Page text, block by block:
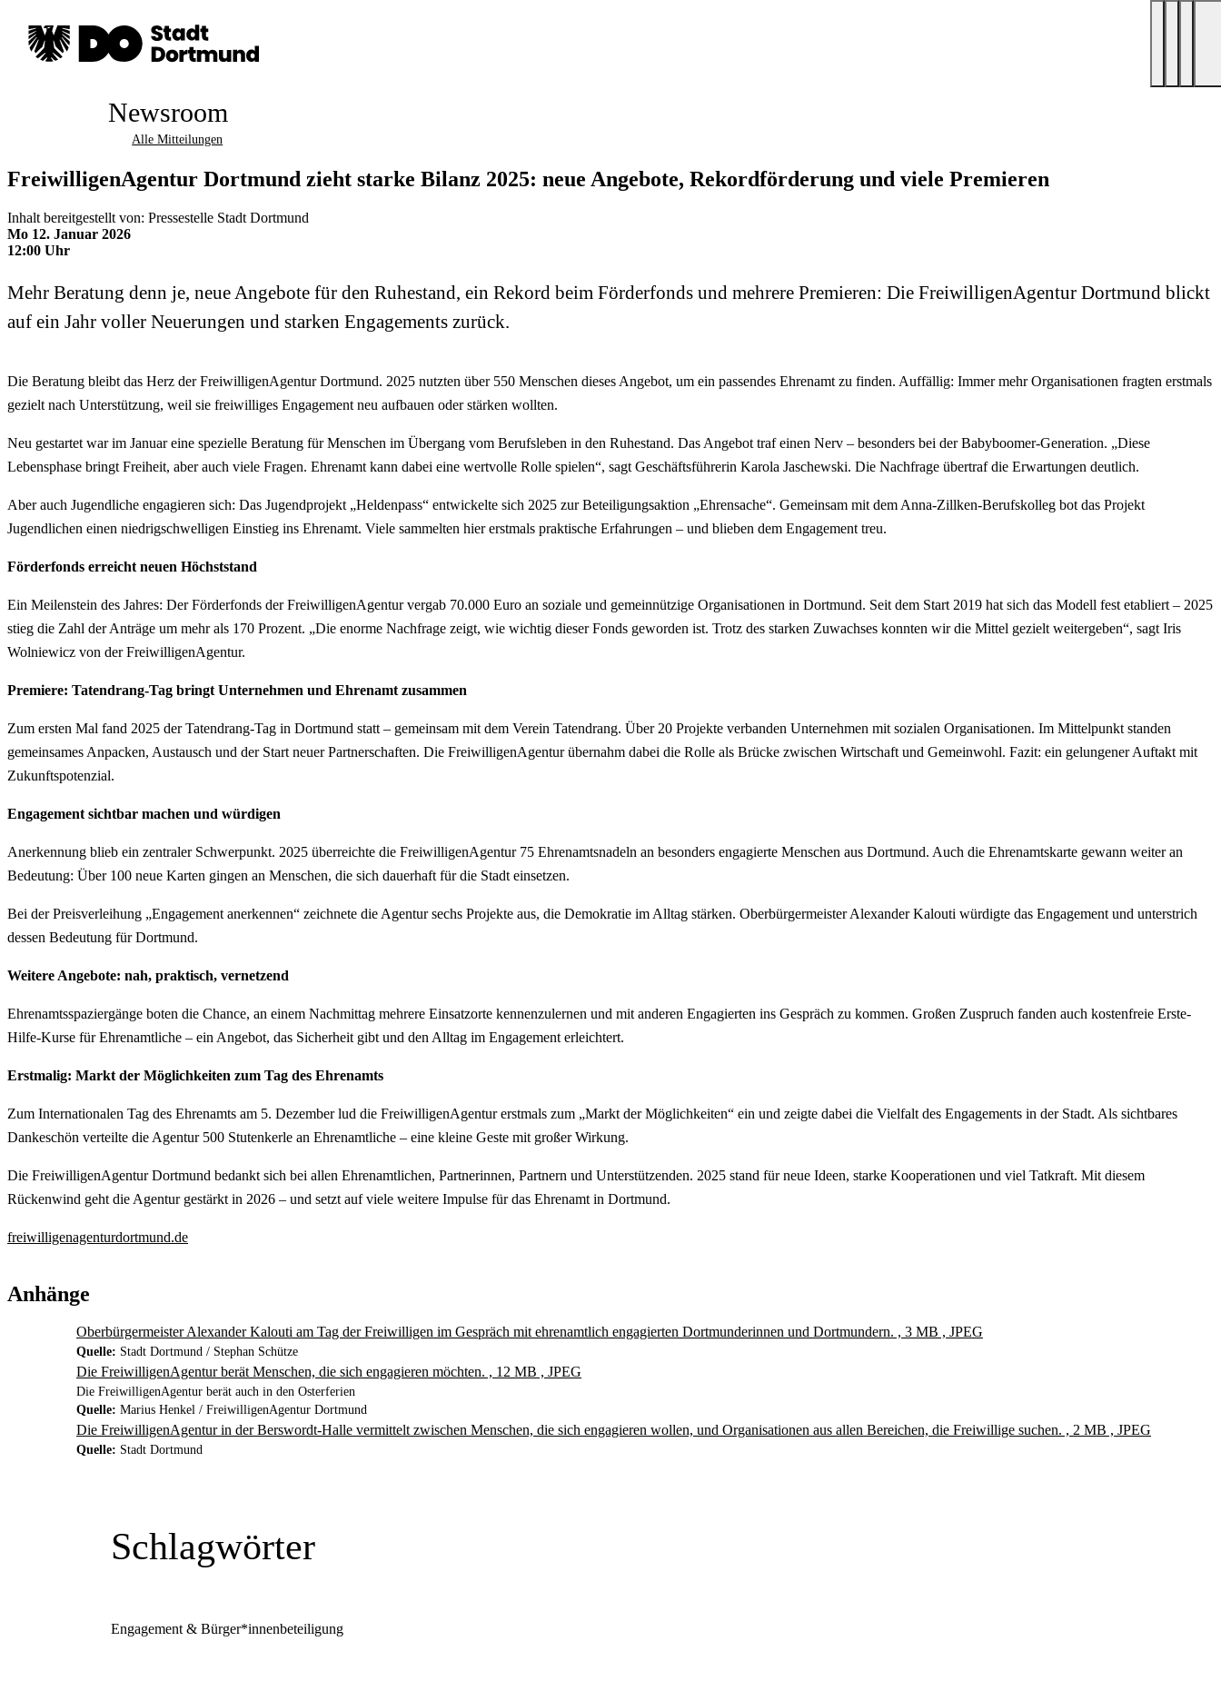
Newsroom
Alle Mitteilungen
FreiwilligenAgentur Dortmund zieht starke Bilanz 2025: neue Angebote, Rekordförderung und viele Premieren
Inhalt bereitgestellt von: Pressestelle Stadt Dortmund
Mo 12. Januar 2026
12:00 Uhr
Mehr Beratung denn je, neue Angebote für den Ruhestand, ein Rekord beim Förderfonds und mehrere Premieren: Die FreiwilligenAgentur Dortmund blickt
auf ein Jahr voller Neuerungen und starken Engagements zurück.
Die Beratung bleibt das Herz der FreiwilligenAgentur Dortmund. 2025 nutzten über 550 Menschen dieses Angebot, um ein passendes Ehrenamt zu finden. Auffällig: Immer mehr Organisationen fragten erstmals
gezielt nach Unterstützung, weil sie freiwilliges Engagement neu aufbauen oder stärken wollten.
Neu gestartet war im Januar eine spezielle Beratung für Menschen im Übergang vom Berufsleben in den Ruhestand. Das Angebot traf einen Nerv – besonders bei der Babyboomer-Generation. „Diese
Lebensphase bringt Freiheit, aber auch viele Fragen. Ehrenamt kann dabei eine wertvolle Rolle spielen“, sagt Geschäftsführerin Karola Jaschewski. Die Nachfrage übertraf die Erwartungen deutlich.
Aber auch Jugendliche engagieren sich: Das Jugendprojekt „Heldenpass“ entwickelte sich 2025 zur Beteiligungsaktion „Ehrensache“. Gemeinsam mit dem Anna-Zillken-Berufskolleg bot das Projekt
Jugendlichen einen niedrigschwelligen Einstieg ins Ehrenamt. Viele sammelten hier erstmals praktische Erfahrungen – und blieben dem Engagement treu.
Förderfonds erreicht neuen Höchststand
Ein Meilenstein des Jahres: Der Förderfonds der FreiwilligenAgentur vergab 70.000 Euro an soziale und gemeinnützige Organisationen in Dortmund. Seit dem Start 2019 hat sich das Modell fest etabliert – 2025
stieg die Zahl der Anträge um mehr als 170 Prozent. „Die enorme Nachfrage zeigt, wie wichtig dieser Fonds geworden ist. Trotz des starken Zuwachses konnten wir die Mittel gezielt weitergeben“, sagt Iris
Wolniewicz von der FreiwilligenAgentur.
Premiere: Tatendrang-Tag bringt Unternehmen und Ehrenamt zusammen
Zum ersten Mal fand 2025 der Tatendrang-Tag in Dortmund statt – gemeinsam mit dem Verein Tatendrang. Über 20 Projekte verbanden Unternehmen mit sozialen Organisationen. Im Mittelpunkt standen
gemeinsames Anpacken, Austausch und der Start neuer Partnerschaften. Die FreiwilligenAgentur übernahm dabei die Rolle als Brücke zwischen Wirtschaft und Gemeinwohl. Fazit: ein gelungener Auftakt mit
Zukunftspotenzial.
Engagement sichtbar machen und würdigen
Anerkennung blieb ein zentraler Schwerpunkt. 2025 überreichte die FreiwilligenAgentur 75 Ehrenamtsnadeln an besonders engagierte Menschen aus Dortmund. Auch die Ehrenamtskarte gewann weiter an
Bedeutung: Über 100 neue Karten gingen an Menschen, die sich dauerhaft für die Stadt einsetzen.
Bei der Preisverleihung „Engagement anerkennen“ zeichnete die Agentur sechs Projekte aus, die Demokratie im Alltag stärken. Oberbürgermeister Alexander Kalouti würdigte das Engagement und unterstrich
dessen Bedeutung für Dortmund.
Weitere Angebote: nah, praktisch, vernetzend
Ehrenamtsspaziergänge boten die Chance, an einem Nachmittag mehrere Einsatzorte kennenzulernen und mit anderen Engagierten ins Gespräch zu kommen. Großen Zuspruch fanden auch kostenfreie Erste-
Hilfe-Kurse für Ehrenamtliche – ein Angebot, das Sicherheit gibt und den Alltag im Engagement erleichtert.
Erstmalig: Markt der Möglichkeiten zum Tag des Ehrenamts
Zum Internationalen Tag des Ehrenamts am 5. Dezember lud die FreiwilligenAgentur erstmals zum „Markt der Möglichkeiten“ ein und zeigte dabei die Vielfalt des Engagements in der Stadt. Als sichtbares
Dankeschön verteilte die Agentur 500 Stutenkerle an Ehrenamtliche – eine kleine Geste mit großer Wirkung.
Die FreiwilligenAgentur Dortmund bedankt sich bei allen Ehrenamtlichen, Partnerinnen, Partnern und Unterstützenden. 2025 stand für neue Ideen, starke Kooperationen und viel Tatkraft. Mit diesem
Rückenwind geht die Agentur gestärkt in 2026 – und setzt auf viele weitere Impulse für das Ehrenamt in Dortmund.
freiwilligenagenturdortmund.de
Anhänge
Oberbürgermeister Alexander Kalouti am Tag der Freiwilligen im Gespräch mit ehrenamtlich engagierten Dortmunderinnen und Dortmundern. , 3 MB , JPEG
Quelle: Stadt Dortmund / Stephan Schütze
Die FreiwilligenAgentur berät Menschen, die sich engagieren möchten. , 12 MB , JPEG
Die FreiwilligenAgentur berät auch in den Osterferien
Quelle: Marius Henkel / FreiwilligenAgentur Dortmund
Die FreiwilligenAgentur in der Berswordt-Halle vermittelt zwischen Menschen, die sich engagieren wollen, und Organisationen aus allen Bereichen, die Freiwillige suchen. , 2 MB , JPEG
Quelle: Stadt Dortmund
Schlagwörter
Engagement & Bürger*innenbeteiligung